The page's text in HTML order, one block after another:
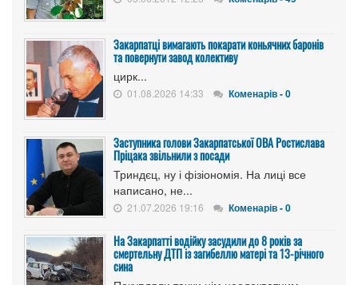
Закарпатці вимагають покарати коньячних баронів
та повернути завод колективу
цирк...
01.08.2026 14:33 Коменарів - 0
Заступника голови Закарпатської ОВА Ростислава
Пріцака звільнили з посади
Триндєц, ну і фізіономія. На лиці все
написано, не...
21.07.2026 19:16 Коменарів - 0
На Закарпатті водійку засудили до 8 років за
смертельну ДТП із загибеллю матері та 13-річного
сина